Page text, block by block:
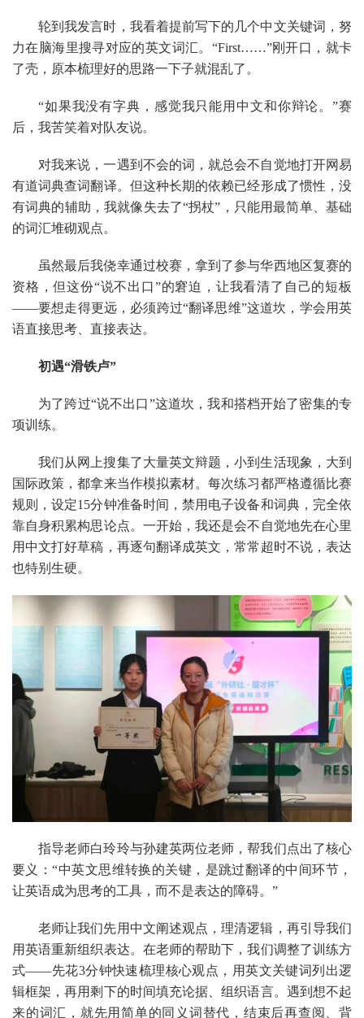
轮到我发言时，我看着提前写下的几个中文关键词，努
力在脑海里搜寻对应的英文词汇。“First……”刚开口，就卡
了壳，原本梳理好的思路一下子就混乱了。
“如果我没有字典，感觉我只能用中文和你辩论。”赛
后，我苦笑着对队友说。
对我来说，一遇到不会的词，就总会不自觉地打开网易
有道词典查词翻译。但这种长期的依赖已经形成了惯性，没
有词典的辅助，我就像失去了“拐杖”，只能用最简单、基础
的词汇堆砌观点。
虽然最后我侥幸通过校赛，拿到了参与华西地区复赛的
资格，但这份“说不出口”的窘迫，让我看清了自己的短板
——要想走得更远，必须跨过“翻译思维”这道坎，学会用英
语直接思考、直接表达。
初遇“滑铁卢”
为了跨过“说不出口”这道坎，我和搭档开始了密集的专
项训练。
我们从网上搜集了大量英文辩题，小到生活现象，大到
国际政策，都拿来当作模拟素材。每次练习都严格遵循比赛
规则，设定15分钟准备时间，禁用电子设备和词典，完全依
靠自身积累构思论点。一开始，我还是会不自觉地先在心里
用中文打好草稿，再逐句翻译成英文，常常超时不说，表达
也特别生硬。
指导老师白玲玲与孙建英两位老师，帮我们点出了核心
要义：“中英文思维转换的关键，是跳过翻译的中间环节，
让英语成为思考的工具，而不是表达的障碍。”
老师让我们先用中文阐述观点，理清逻辑，再引导我们
用英语重新组织表达。在老师的帮助下，我们调整了训练方
式——先花3分钟快速梳理核心观点，用英文关键词列出逻
辑框架，再用剩下的时间填充论据、组织语言。遇到想不起
来的词汇，就先用简单的同义词替代，结束后再查阅、背